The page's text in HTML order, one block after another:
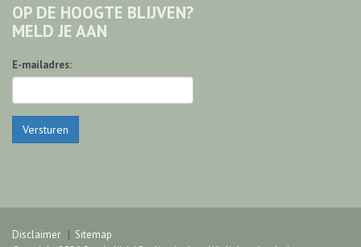
OP DE HOOGTE BLIJVEN?
MELD JE AAN
E-mailadres:
Versturen
Disclaimer
Sitemap